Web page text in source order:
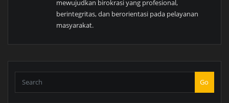
mewujudkan birokrasi yang profesional,
berintegritas, dan berorientasi pada pelayanan
masyarakat.
Go